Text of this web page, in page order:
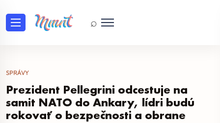
⌕
SPRÁVY
Prezident Pellegrini odcestuje na
samit NATO do Ankary, lídri budú
rokovať o bezpečnosti a obrane